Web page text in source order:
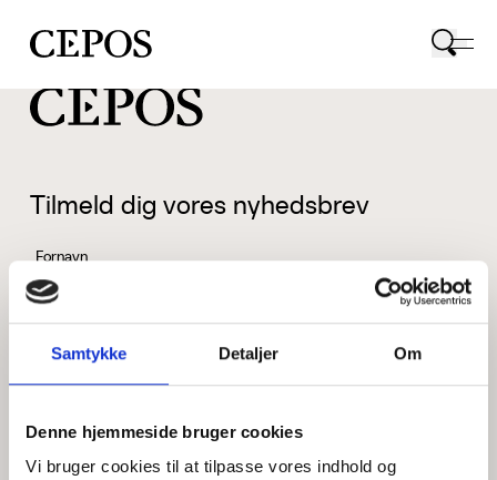
Samtykke Detaljer Om
Denne hjemmeside bruger cookies
Vi bruger cookies til at tilpasse vores indhold og
CEPOS logo
Tilmeld dig vores nyhedsbrev
Fornavn
Efternavn